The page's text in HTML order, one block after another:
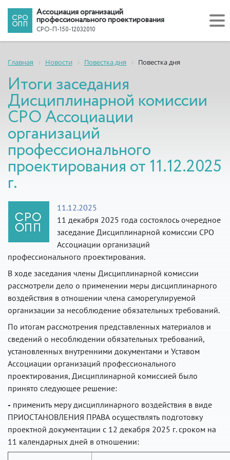
Ассоциация организаций
профессионального проектирования
СРО-П-150-12032010
Главная Новости Повестка дня Повестка дня
Итоги заседания
Дисциплинарной комиссии
СРО Ассоциации
организаций
профессионального
проектирования от 11.12.2025
г.
11.12.2025
11 декабря 2025 года состоялось очередное
заседание Дисциплинарной комиссии СРО
Ассоциации организаций
профессионального проектирования.
В ходе заседания члены Дисциплинарной комиссии
рассмотрели дело о применении меры дисциплинарного
воздействия в отношении члена саморегулируемой
организации за несоблюдение обязательных требований.
По итогам рассмотрения представленных материалов и
сведений о несоблюдении обязательных требований,
установленных внутренними документами и Уставом
Ассоциации организаций профессионального
проектирования, Дисциплинарной комиссией было
принято следующее решение:
- применить меру дисциплинарного воздействия в виде
ПРИОСТАНОВЛЕНИЯ ПРАВА осуществлять подготовку
проектной документации с 12 декабря 2025 г. сроком на
11 календарных дней в отношении: